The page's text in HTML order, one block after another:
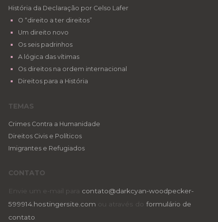
História da Declaração por Celso Lafer
O “direito a ter direitos”
Um direito novo
Os seis padrinhos
A lógica das vítimas
Os direitos na ordem internacional
Direitos para a História
TEMAS
Crimes Contra a Humanidade
Direitos Civis e Políticos
Imigrantes e Refugiados
CONTATO
Envie um e-mail para contato@darkcyan-woodpecker-
599914.hostingersite.com ou através do formulário de
contato